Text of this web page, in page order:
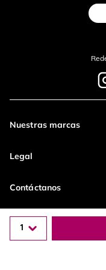
1
Nuestras marcas
Legal
Contáctanos
Pagos 100%